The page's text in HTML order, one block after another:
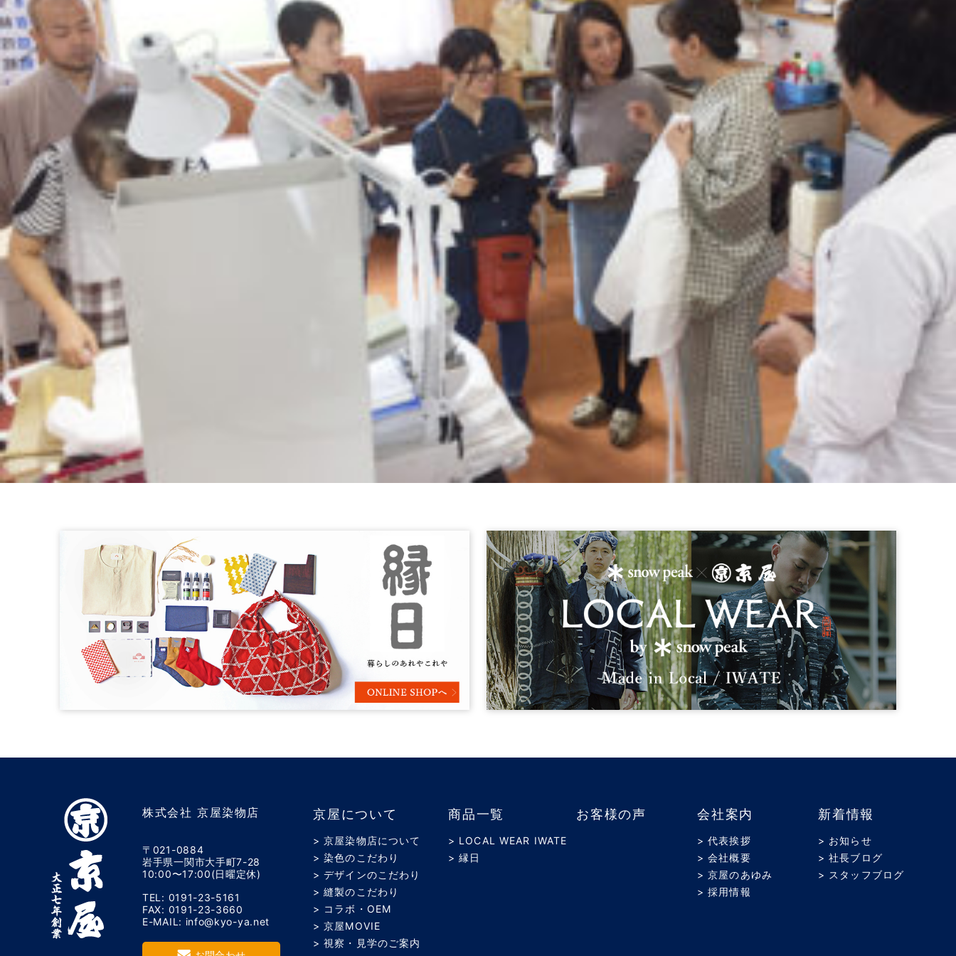
株式会社 京屋染物店
〒021-0884
岩手県一関市大手町7-28
10:00〜17:00(日曜定休)
TEL: 0191-23-5161
FAX: 0191-23-3660
E-MAIL: info@kyo-ya.net
京屋について
> 京屋染物店について
> 染色のこだわり
> デザインのこだわり
> 縫製のこだわり
> コラボ・OEM
> 京屋MOVIE
> 視察・見学のご案内
商品一覧
> LOCAL WEAR IWATE
> 縁日
お客様の声 会社案内
> 代表挨拶
> 会社概要
> 京屋のあゆみ
> 採用情報
新着情報
> お知らせ
> 社長ブログ
> スタッフブログ